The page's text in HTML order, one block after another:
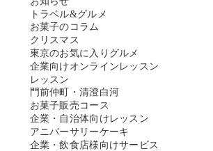
トラベル&グルメ
お菓子のコラム
クリスマス
東京のお気に入りグルメ
企業向けオンラインレッスン
レッスン
門前仲町・清澄白河
お菓子販売コース
企業・自治体向けレッスン
アニバーサリーケーキ
企業・飲食店様向けサービス